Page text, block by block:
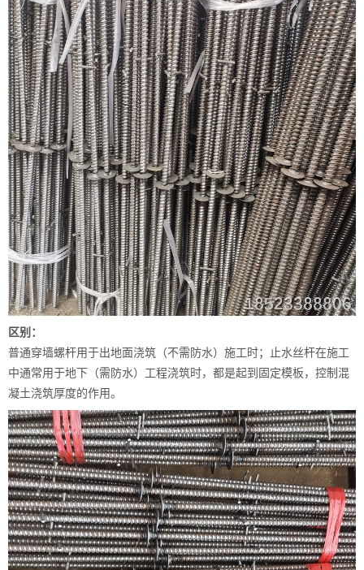
区别：
普通穿墙螺杆用于出地面浇筑（不需防水）施工时；止水丝杆在施工
中通常用于地下（需防水）工程浇筑时，都是起到固定模板，控制混
凝土浇筑厚度的作用。